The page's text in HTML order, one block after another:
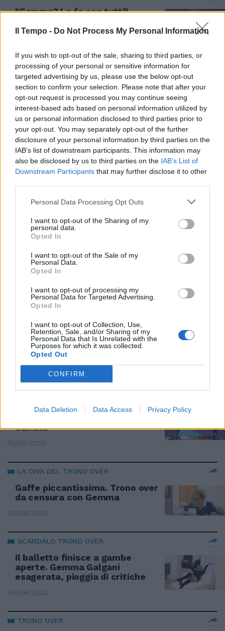
Il Tempo - Do Not Process My Personal Information
If you wish to opt-out of the sale, sharing to third parties, or
processing of your personal or sensitive information for
targeted advertising by us, please use the below opt-out
section to confirm your selection. Please note that after your
opt-out request is processed you may continue seeing
interest-based ads based on personal information utilized by
us or personal information disclosed to third parties prior to
your opt-out. You may separately opt-out of the further
disclosure of your personal information by third parties on the
IAB’s list of downstream participants. This information may
also be disclosed by us to third parties on the IAB’s List of
Downstream Participants that may further disclose it to other
Personal Data Processing Opt Outs
I want to opt-out of the Sharing of my
personal data.
Opted In
I want to opt-out of the Sale of my
Personal Data.
Opted In
I want to opt-out of processing my
Personal Data for Targeted Advertising.
Opted In
I want to opt-out of Collection, Use,
Retention, Sale, and/or Sharing of my
Personal Data that Is Unrelated with the
Purposes for which it was collected.
Opted Out
CONFIRM
Data Deletion Data Access Privacy Policy
"Gemma? Lo fa con tutti".
contro la dama
TRONO OVER
Uomini e donne, umiliazione in
diretta. Gemma, con Sirius è il
tracollo
19/05/2020
MOLLA ROMUALDO E PUNTA...
Gemma più corteggiata di
trono over
17/05/2020
TRONO OVER ESPLOSIVO
impazzire Gemma: tensione alle
stelle
Gemma accetta il baby
corteggiatore, bolgia Trono over
per "Sirius"
10/05/2020
SORPRESA
Uomini e Donne, Gemma Galgani
cambia
10/05/2020
LA DIVA DEL TRONO OVER
Gaffe piccantissima. Trono over
da censura con Gemma
30/04/2020
SCANDALO TRONO OVER
Il balletto finisce a gambe
aperte. Gemma Galgani
esagerata, pioggia di critiche
26/04/2020
TRONO OVER